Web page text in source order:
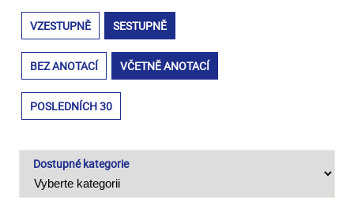
VZESTUPNĚ SESTUPNĚ
BEZ ANOTACÍ VČETNĚ ANOTACÍ
POSLEDNÍCH 30
Dostupné kategorie